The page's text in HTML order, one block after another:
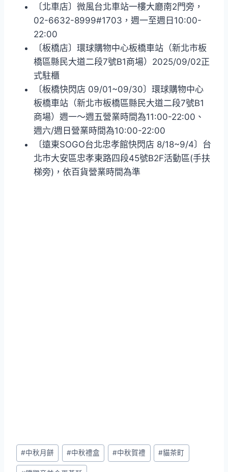
〔北車店〕微風台北車站一樓大廳南2門旁，
02-6632-8999#1703，週一至週日10:00-
22:00
〔板橋店〕環球購物中心板橋車站（新北市板
橋區縣民大道二段7號B1商場）2025/09/02正
式駐櫃
〔板橋快閃店 09/01~09/30〕環球購物中心
板橋車站（新北市板橋區縣民大道二段7號B1
商場）週一～週五營業時間為11:00-22:00、
週六/週日營業時間為10:00-22:00
〔遠東SOGO台北忠孝館快閃店 8/18~9/4〕台
北市大安區忠孝東路四段45號B2F活動區(手扶
梯旁)，依百貨營業時間為準
Post
Tags:
#中秋月餅 #中秋禮盒 #中秋賀禮 #貓茶町